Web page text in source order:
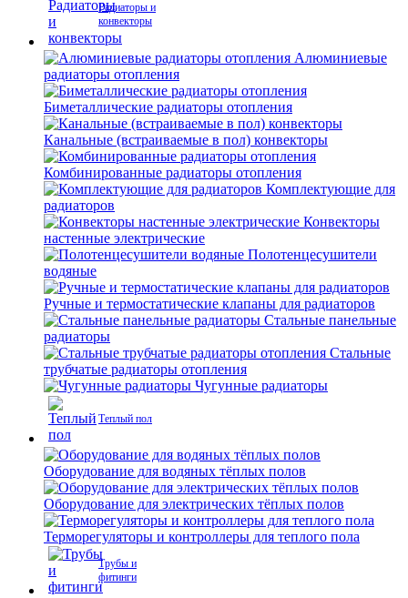
Радиаторы и
конвекторы
Алюминиевые
радиаторы отопления
Биметаллические радиаторы отопления
Канальные (встраиваемые в пол) конвекторы
Комбинированные радиаторы отопления
Комплектующие для
радиаторов
Конвекторы
настенные электрические
Полотенцесушители
водяные
Ручные и термостатические клапаны для радиаторов
Стальные панельные
радиаторы
Стальные
трубчатые радиаторы отопления
Чугунные радиаторы
Теплый пол
Оборудование для водяных тёплых полов
Оборудование для электрических тёплых полов
Терморегуляторы и контроллеры для теплого пола
Трубы и
фитинги